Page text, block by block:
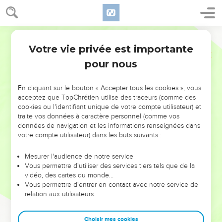
NE MANQUEZ PAS L’ÉVÉNEMENT
DE L’ANNÉE !
ET SI LEURS ERREURS POUVAIENT VOUS ÉVITER LES
VOTRES ?
leur foi ou leur vision. Mais on voit moins les doutes, les erreurs
et les saisons difficiles qu'ils ont traversés, alors même que ce
sont elles qui les ont façonnés.
Dans cette conférence, leaders, entrepreneurs, et responsables
clés pour avancer avec plus de sagesse afin que leurs erreurs
Votre vie privée est importante
pour nous
En cliquant sur le bouton « Accepter tous les cookies », vous
acceptez que TopChrétien utilise des traceurs (comme des
cookies ou l'identifiant unique de votre compte utilisateur) et
traite vos données à caractère personnel (comme vos
données de navigation et les informations renseignées dans
votre compte utilisateur) dans les buts suivants :
Mesurer l'audience de notre service
Vous permettre d'utiliser des services tiers tels que de la
vidéo, des cartes du monde…
Vous permettre d'entrer en contact avec notre service de
relation aux utilisateurs.
Choisir mes cookies